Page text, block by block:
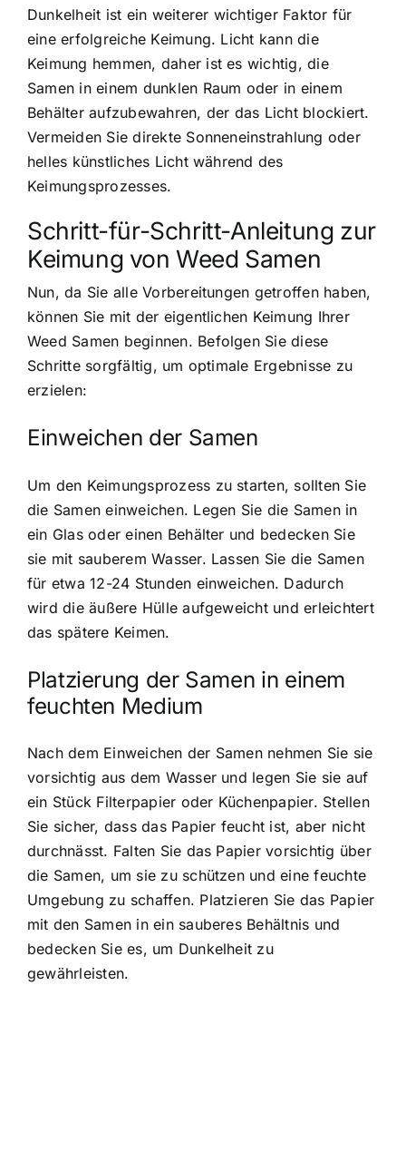
Dunkelheit ist ein weiterer wichtiger Faktor für
eine erfolgreiche Keimung. Licht kann die
Keimung hemmen, daher ist es wichtig, die
Samen in einem dunklen Raum oder in einem
Behälter aufzubewahren, der das Licht blockiert.
Vermeiden Sie direkte Sonneneinstrahlung oder
helles künstliches Licht während des
Keimungsprozesses.
Schritt-für-Schritt-Anleitung zur
Keimung von Weed Samen
Nun, da Sie alle Vorbereitungen getroffen haben,
können Sie mit der eigentlichen Keimung Ihrer
Weed Samen beginnen. Befolgen Sie diese
Schritte sorgfältig, um optimale Ergebnisse zu
erzielen:
Einweichen der Samen
Um den Keimungsprozess zu starten, sollten Sie
die Samen einweichen. Legen Sie die Samen in
ein Glas oder einen Behälter und bedecken Sie
sie mit sauberem Wasser. Lassen Sie die Samen
für etwa 12-24 Stunden einweichen. Dadurch
wird die äußere Hülle aufgeweicht und erleichtert
das spätere Keimen.
Platzierung der Samen in einem
feuchten Medium
Nach dem Einweichen der Samen nehmen Sie sie
vorsichtig aus dem Wasser und legen Sie sie auf
ein Stück Filterpapier oder Küchenpapier. Stellen
Sie sicher, dass das Papier feucht ist, aber nicht
durchnässt. Falten Sie das Papier vorsichtig über
die Samen, um sie zu schützen und eine feuchte
Umgebung zu schaffen. Platzieren Sie das Papier
mit den Samen in ein sauberes Behältnis und
bedecken Sie es, um Dunkelheit zu
gewährleisten.